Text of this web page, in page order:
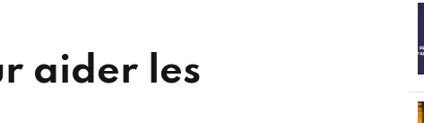
aider les